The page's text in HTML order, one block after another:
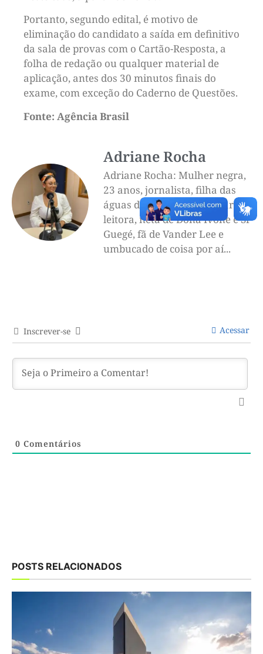
Portanto, segundo edital, é motivo de
eliminação do candidato a saída em definitivo
da sala de provas com o Cartão-Resposta, a
folha de redação ou qualquer material de
aplicação, antes dos 30 minutos finais do
exame, com exceção do Caderno de Questões.
Fonte: Agência Brasil
Adriane Rocha
Adriane Rocha: Mulher negra,
23 anos, jornalista, filha das
águas de Salinas da Margarida,
leitora, neta de Dona Ivone e Sr
Guegé, fã de Vander Lee e
umbucado de coisa por aí...
Inscrever-se Acessar
0 Comentários
POSTS RELACIONADOS